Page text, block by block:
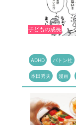
子どもの成長
ADHD バトン社
本田秀夫 漫画